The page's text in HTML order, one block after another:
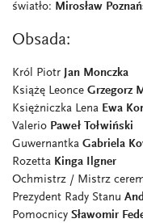
światło: Mirosław
Obsada:
Król Piotr Jan Monczka
Książę Leonce Grzegorz
Księżniczka Lena Ewa
Valerio Paweł Tołwiński
Guwernantka Gabriela
Rozetta Kinga Ilgner
Ochmistrz / Mistrz
Prezydent Rady Stanu
Pomocnicy Sławomir